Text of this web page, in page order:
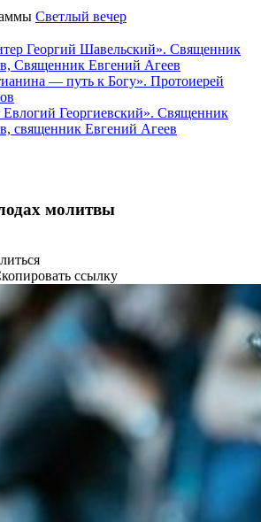
Светлый вечер
Георгий Шавельский». Священник
Священник Евгений Агеев
— путь к Богу». Протоиерей
Георгиевский». Священник
священник Евгений Агеев
молитвы